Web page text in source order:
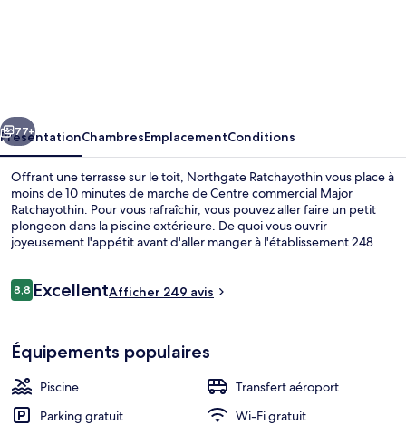
Suivant
77+
PrésentationChambresEmplacementConditions
Offrant une terrasse sur le toit, Northgate Ratchayothin vous place à
moins de 10 minutes de marche de Centre commercial Major
Ratchayothin. Pour vous rafraîchir, vous pouvez aller faire un petit
plongeon dans la piscine extérieure. De quoi vous ouvrir
joyeusement l'appétit avant d'aller manger à l'établissement 248
salle de fitness et un court de tennis extérieur. Sympa non ? Les
très courte distance à pied des transports publics : Station
Ratchayothin se trouve à 11 min et Station Phahonyothin 24, à 12 min.
Avis
voyageurs
8,88,8 sur 10
ExcellentAfficher 249 avis
Équipements populaires
Piscine
Transfert aéroport
Parking gratuit
Wi-Fi gratuit